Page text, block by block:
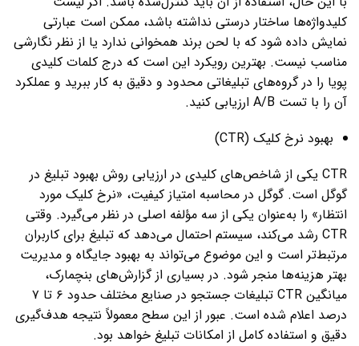
کلیدواژه‌ها ساختار درستی نداشته باشد، ممکن است عبارتی
نمایش داده شود که با لحن برند همخوانی ندارد یا از نظر نگارشی
مناسب نیست. بهترین رویکرد این است که درج کلمات کلیدی
پویا را در گروه‌های تبلیغاتی محدود و دقیق به کار ببرید و عملکرد
آن را با تست A/B ارزیابی کنید.
بهبود نرخ کلیک (CTR)
CTR یکی از شاخص‌های کلیدی در ارزیابی روش بهبود تبلیغ در
گوگل است. گوگل در محاسبه امتیاز کیفیت، «نرخ کلیک مورد
انتظار» را به‌عنوان یکی از سه مؤلفه اصلی در نظر می‌گیرد. وقتی
CTR رشد می‌کند، سیستم احتمال می‌دهد که تبلیغ برای کاربران
مرتبط‌تر است و این موضوع می‌تواند به بهبود جایگاه و مدیریت
بهتر هزینه‌ها منجر شود. در بسیاری از گزارش‌های بنچمارک،
میانگین CTR تبلیغات جستجو در صنایع مختلف حدود ۶ تا ۷
درصد اعلام شده است. عبور از این سطح معمولاً نتیجه هدف‌گیری
دقیق و استفاده کامل از امکانات تبلیغ خواهد بود.